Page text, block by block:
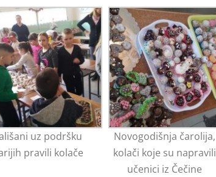
uz podršku
pravili kolače
Novogodišnja čarolija,
kolači koje su napravili
učenici iz Čečine